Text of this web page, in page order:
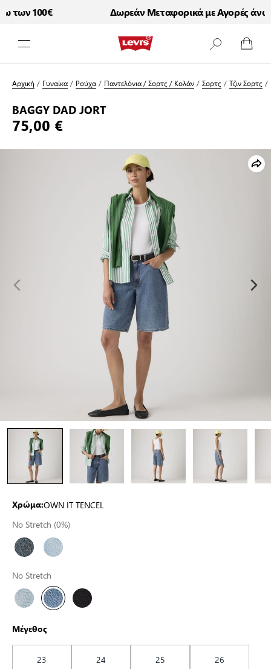
100€ Δωρεάν Μεταφορικά με Αγορές άνω
Αρχική / Γυναίκα/ Ρούχα/ Παντελόνια / Σορτς / Κολάν/Σορτς /Τζιν Σορτς /
BAGGY DAD JORT
75,00 €
Χρώμα:OWN IT TENCEL
No Stretch (0%)
No Stretch
Μέγεθος
23 24 25
26